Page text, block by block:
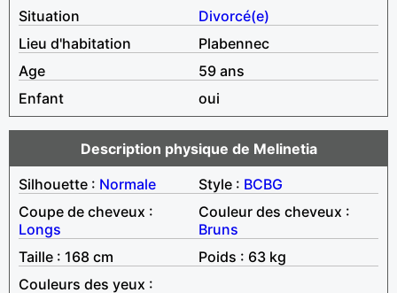
Situation
Divorcé(e)
Lieu d'habitation
Plabennec
Age
59 ans
Enfant
oui
Description physique de Melinetia
Silhouette : Normale Style : BCBG
Coupe de cheveux :
Longs
Couleur des cheveux :
Bruns
Taille : 168 cm
Poids : 63 kg
Couleurs des yeux :